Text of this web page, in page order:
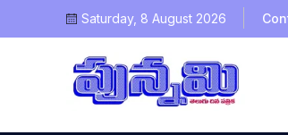
Saturday, 8 August 2026